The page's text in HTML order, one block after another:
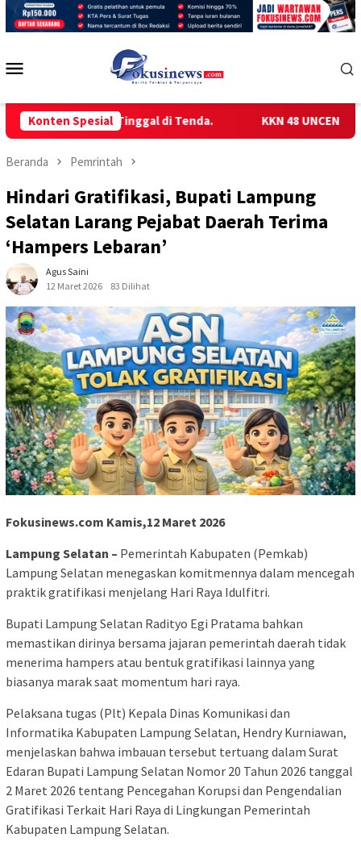
Loncat
Konten Spesial
Tinggal di Tenda. KKN 48 UNCEN GELAR
Beranda Pemrintah
Hindari Gratifikasi, Bupati Lampung
Selatan Larang Pejabat Daerah Terima
‘Hampers Lebaran’
Agus Saini
12 Maret 2026
83 Dilihat
Fokusinews.com Kamis,12 Maret 2026
Lampung Selatan – Pemerintah Kabupaten (Pemkab)
Lampung Selatan menegaskan komitmennya dalam mencegah
praktik gratifikasi menjelang Hari Raya Idulfitri.
Bupati Lampung Selatan Radityo Egi Pratama bahkan
memastikan dirinya bersama jajaran pemerintah daerah tidak
menerima hampers atau bentuk gratifikasi lainnya yang
biasanya marak saat momentum hari raya.
Pelaksana tugas (Plt) Kepala Dinas Komunikasi dan
Informatika Kabupaten Lampung Selatan, Hendry Kurniawan,
menjelaskan bahwa imbauan tersebut tertuang dalam Surat
Edaran Bupati Lampung Selatan Nomor 20 Tahun 2026 tanggal
2 Maret 2026 tentang Pencegahan Korupsi dan Pengendalian
Gratifikasi Terkait Hari Raya di Lingkungan Pemerintah
Kabupaten Lampung Selatan.